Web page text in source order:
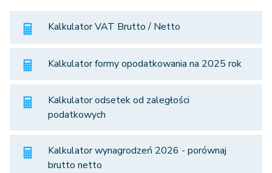
Kalkulator VAT Brutto / Netto
Kalkulator formy opodatkowania na 2025 rok
Kalkulator odsetek od zaległości
podatkowych
Kalkulator wynagrodzeń 2026 - porównaj
brutto netto